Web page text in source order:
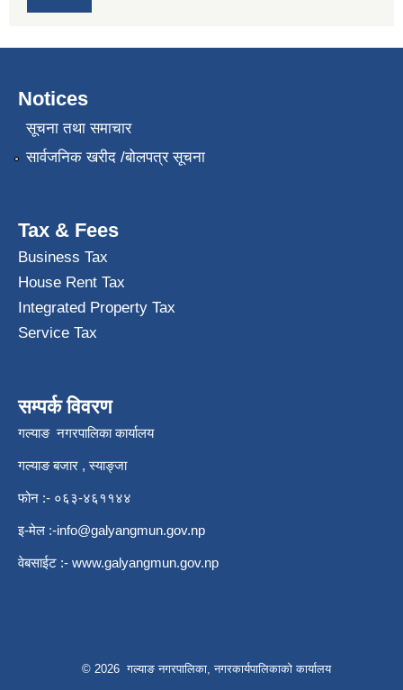
Notices
सूचना तथा समाचार
सार्वजनिक खरीद /बोलपत्र सूचना
Tax & Fees
Business Tax
House Rent Tax
Integrated Property Tax
Service Tax
सम्पर्क विवरण
गल्याङ नगरपालिका कार्यालय
गल्याङ बजार , स्याङ्जा
फोन :- ०६३-४६११४४
इ-मेल :-info@galyangmun.gov.np
वेबसाईट :- www.galyangmun.gov.np
© 2026 गल्याङ नगरपालिका, नगरकार्यपालिकाको कार्यालय